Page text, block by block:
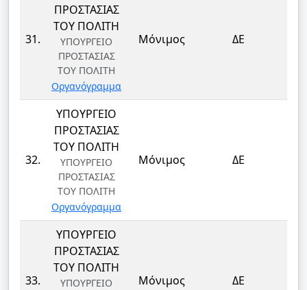
31.
ΠΡΟΣΤΑΣΙΑΣ
ΤΟΥ ΠΟΛΙΤΗ
ΥΠΟΥΡΓΕΙΟ
ΠΡΟΣΤΑΣΙΑΣ
ΤΟΥ ΠΟΛΙΤΗ
Οργανόγραμμα
Μόνιμος ΔΕ
32.
ΥΠΟΥΡΓΕΙΟ
ΠΡΟΣΤΑΣΙΑΣ
ΤΟΥ ΠΟΛΙΤΗ
ΥΠΟΥΡΓΕΙΟ
ΠΡΟΣΤΑΣΙΑΣ
ΤΟΥ ΠΟΛΙΤΗ
Οργανόγραμμα
Μόνιμος ΔΕ
33.
ΥΠΟΥΡΓΕΙΟ
ΠΡΟΣΤΑΣΙΑΣ
ΤΟΥ ΠΟΛΙΤΗ
ΥΠΟΥΡΓΕΙΟ
Μόνιμος ΔΕ